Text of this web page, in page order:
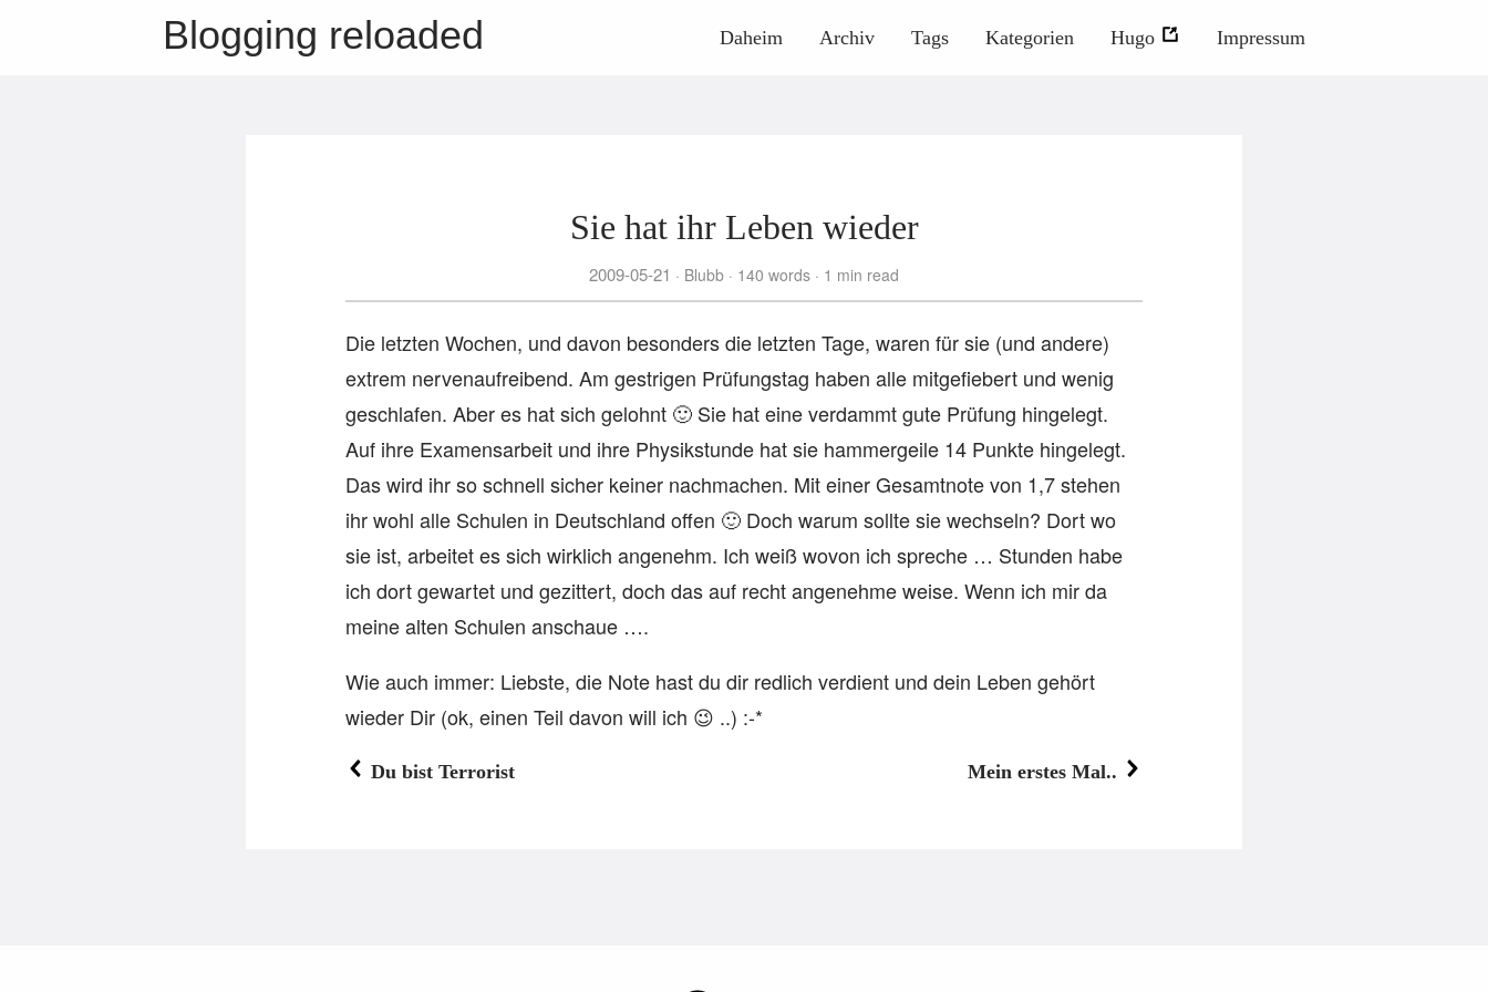
Blogging reloaded Daheim Archiv Tags Kategorien Hugo Impressum
Sie hat ihr Leben wieder
2009-05-21 Blubb 140 words 1 min read
Die letzten Wochen, und davon besonders die letzten Tage, waren für sie (und andere)
extrem nervenaufreibend. Am gestrigen Prüfungstag haben alle mitgefiebert und wenig
geschlafen. Aber es hat sich gelohnt 🙂 Sie hat eine verdammt gute Prüfung hingelegt.
Auf ihre Examensarbeit und ihre Physikstunde hat sie hammergeile 14 Punkte hingelegt.
Das wird ihr so schnell sicher keiner nachmachen. Mit einer Gesamtnote von 1,7 stehen
ihr wohl alle Schulen in Deutschland offen 🙂 Doch warum sollte sie wechseln? Dort wo
sie ist, arbeitet es sich wirklich angenehm. Ich weiß wovon ich spreche … Stunden habe
ich dort gewartet und gezittert, doch das auf recht angenehme weise. Wenn ich mir da
meine alten Schulen anschaue ….
Wie auch immer: Liebste, die Note hast du dir redlich verdient und dein Leben gehört
wieder Dir (ok, einen Teil davon will ich 😉 ..) :-*
Du bist Terrorist Mein erstes Mal..